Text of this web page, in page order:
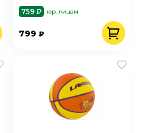
759 ₽ юр. лицам
799₽